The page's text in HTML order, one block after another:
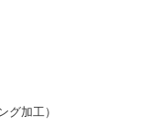
加工）